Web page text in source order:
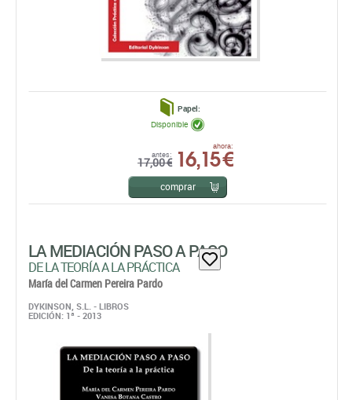
Papel:
antes:
17,00 €
ahora:
16,15 €
Disponible
comprar
LA MEDIACIÓN PASO A PASO
DE LA TEORÍA A LA PRÁCTICA
María del Carmen Pereira Pardo
DYKINSON, S.L. - LIBROS
EDICIÓN: 1ª - 2013